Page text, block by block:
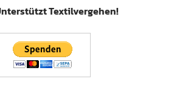
Textilvergehen!